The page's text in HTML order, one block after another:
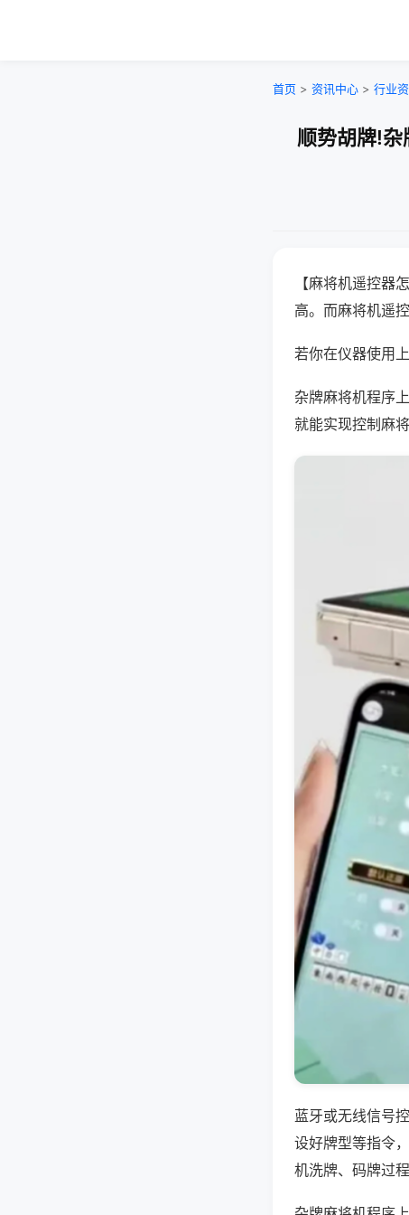
首页 > 资讯中心 > 行业
顺势胡牌!
【麻将机遥控器
高。而麻将机遥
若你在仪器使用
杂牌麻将机程序
就能实现控制麻
蓝牙或无线信号
设好牌型等指令
机洗牌、码牌过